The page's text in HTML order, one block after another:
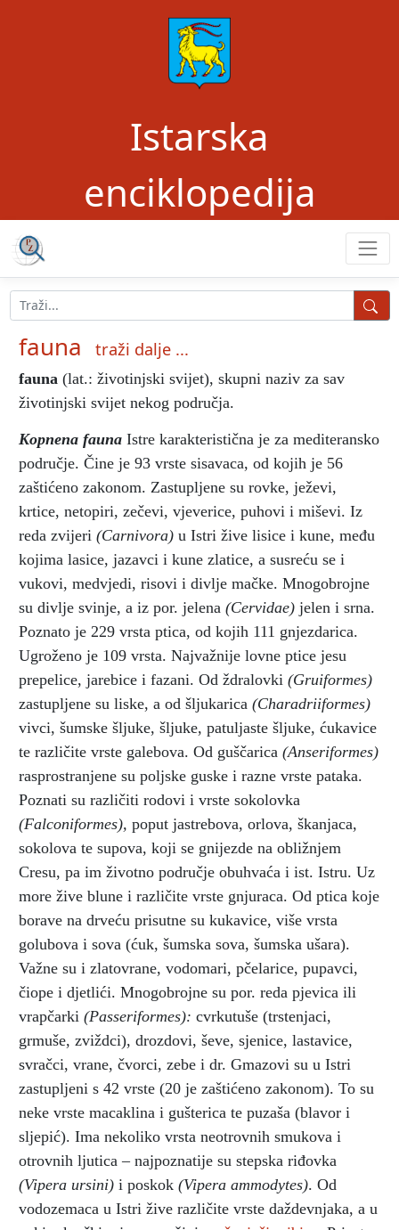
Istarska
enciklopedija
fauna traži dalje ...
fauna (lat.: životinjski svijet), skupni naziv za sav
životinjski svijet nekog područja.
Kopnena fauna Istre karakteristična je za mediteransko
područje. Čine je 93 vrste sisavaca, od kojih je 56
zaštićeno zakonom. Zastupljene su rovke, ježevi,
krtice, netopiri, zečevi, vjeverice, puhovi i miševi. Iz
reda zvijeri (Carnivora) u Istri žive lisice i kune, među
kojima lasice, jazavci i kune zlatice, a susreću se i
vukovi, medvjedi, risovi i divlje mačke. Mnogobrojne
su divlje svinje, a iz por. jelena (Cervidae) jelen i srna.
Poznato je 229 vrsta ptica, od kojih 111 gnjezdarica.
Ugroženo je 109 vrsta. Najvažnije lovne ptice jesu
prepelice, jarebice i fazani. Od ždralovki (Gruiformes)
zastupljene su liske, a od šljukarica (Charadriiformes)
vivci, šumske šljuke, šljuke, patuljaste šljuke, ćukavice
te različite vrste galebova. Od guščarica (Anseriformes)
rasprostranjene su poljske guske i razne vrste pataka.
Poznati su različiti rodovi i vrste sokolovka
(Falconiformes), poput jastrebova, orlova, škanjaca,
sokolova te supova, koji se gnijezde na obližnjem
Cresu, pa im životno područje obuhvaća i ist. Istru. Uz
more žive blune i različite vrste gnjuraca. Od ptica koje
borave na drveću prisutne su kukavice, više vrsta
golubova i sova (ćuk, šumska sova, šumska ušara).
Važne su i zlatovrane, vodomari, pčelarice, pupavci,
čiope i djetlići. Mnogobrojne su por. reda pjevica ili
vrapčarki (Passeriformes): cvrkutuše (trstenjaci,
grmuše, zviždci), drozdovi, ševe, sjenice, lastavice,
svračci, vrane, čvorci, zebe i dr. Gmazovi su u Istri
zastupljeni s 42 vrste (20 je zaštićeno zakonom). To su
neke vrste macaklina i gušterica te puzaša (blavor i
sljepić). Ima nekoliko vrsta neotrovnih smukova i
otrovnih ljutica – najpoznatije su stepska riđovka
(Vipera ursini) i poskok (Vipera ammodytes). Od
vodozemaca u Istri žive različite vrste daždevnjaka, a u